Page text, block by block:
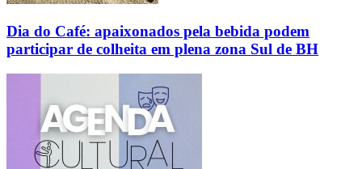
Dia do Café: apaixonados pela bebida podem
participar de colheita em plena zona Sul de BH